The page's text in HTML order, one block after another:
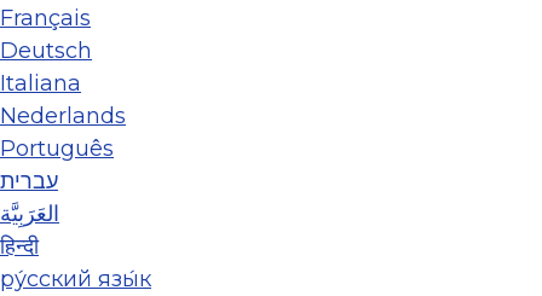
Français
Deutsch
Italiana
Nederlands
Português
עברית
العَرَبِيَّة
हिन्दी
ру́сский язы́к